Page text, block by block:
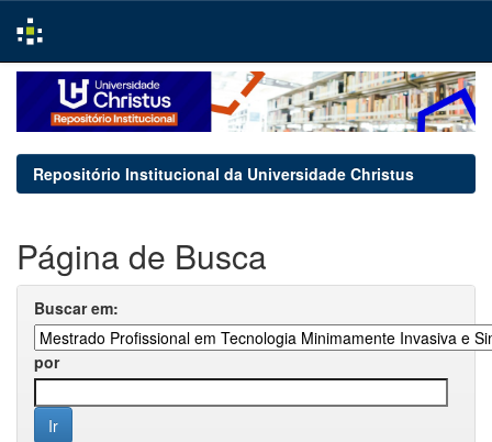
navigation
Repositório Institucional da Universidade Christus
Página de Busca
Buscar em:
por